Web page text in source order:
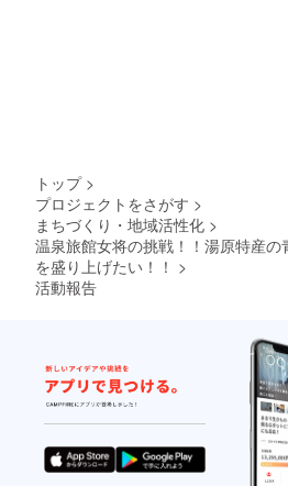
トップ >
プロジェクトをさがす >
まちづくり・地域活性化 >
温泉旅館女将の挑戦！！湯原特産
を盛り上げたい！！ >
活動報告